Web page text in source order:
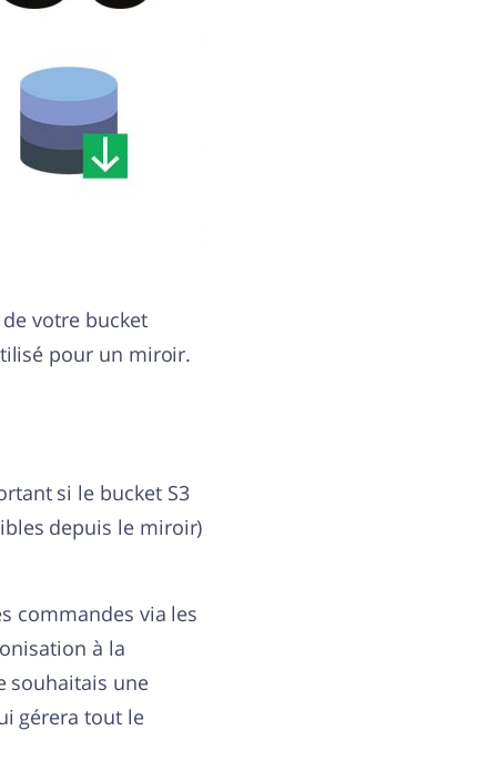
votre bucket
pour un miroir.
si le bucket S3
depuis le miroir)
commandes via les
à la
souhaitais une
gérera tout le